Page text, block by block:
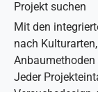
Projekt suchen
Mit den
nach
Jeder